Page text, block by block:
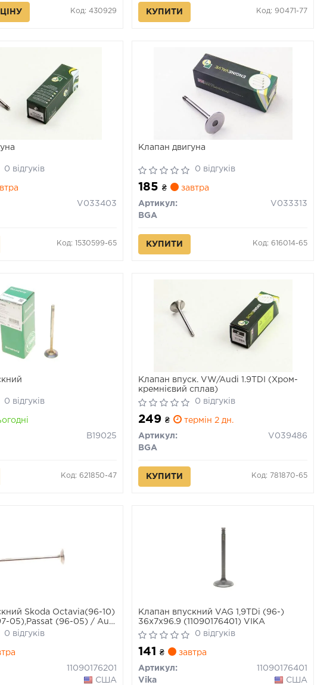
Код: 430929 КУПИТИ Код: 90471-77
0 відгуків
V033403
Код: 1530599-65
Клапан двигуна
0 відгуків
185₴ завтра
Артикул:
V033313
BGA
КУПИТИ Код: 616014-65
0 відгуків
B19025
Код: 621850-47
Клапан впуск. VW/Audi 1.9TDI (Хром-
кремнієвий сплав)
0 відгуків
249₴ термін 2 дн.
Артикул:
V039486
BGA
КУПИТИ Код: 781870-65
Skoda Octavia(96-10)
05),Passat (96-05) / Audi
(95-05), TT (98-06)
VIKA
0 відгуків
11090176201
США
Клапан впускний VAG 1,9TDi (96-)
36х7х96.9 (11090176401) VIKA
0 відгуків
141₴ завтра
Артикул:
11090176401
Vika
США